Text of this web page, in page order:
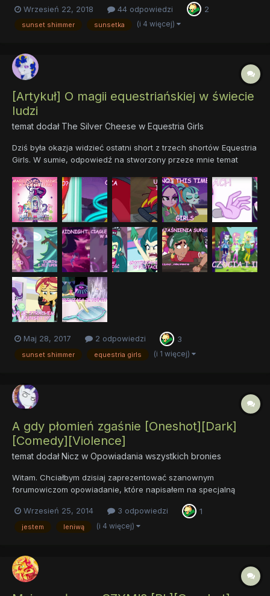
przypadkiem do naszego świata Rainbow… dla jednych piękna i
cudowna opowieść, dla innych sztampa i tani wyciskacz łez…...
Wrzesień 22, 2018 44 odpowiedzi 2
sunset shimmer sunsetka (i 4 więcej)
[Artykuł] O magii equestriańskiej w świecie
ludzi
temat dodał The Silver Cheese w Equestria Girls
Dziś była okazja widzieć ostatni short z trzech shortów Equestria
Girls. W sumie, odpowiedź na stworzony przeze mnie temat
dopiero ten short pokazał jak mniej więcej magia działa w
świecie ludzi. Zatem zacznijmy od początku. Przygotujcie...
Maj 28, 2017 2 odpowiedzi 3
sunset shimmer equestria girls (i 1 więcej)
A gdy płomień zgaśnie [Oneshot][Dark]
[Comedy][Violence]
temat dodałNicz w Opowiadania wszystkich bronies
Witam. Chciałbym dzisiaj zaprezentować szanownym
forumowiczom opowiadanie, które napisałem na specjalną
Sunset Shimmer znalazła się na szczycie. Spełnił się jej sen,
zdruzgotawszy całkowicie wszelki opór stała się jedyną
Wrzesień 25, 2014 3 odpowiedzi 1
jestem leniwą (i 4 więcej)